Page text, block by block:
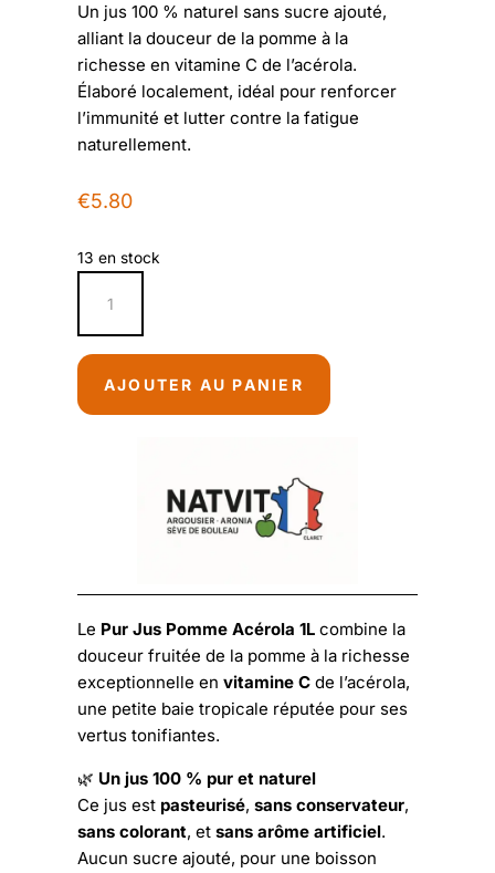
Un jus 100 % naturel sans sucre ajouté,
alliant la douceur de la pomme à la
richesse en vitamine C de l’acérola.
Élaboré localement, idéal pour renforcer
l’immunité et lutter contre la fatigue
naturellement.
€5.80
13 en stock
Pur
Jus
Pomme
Acérola
AJOUTER AU PANIER
Le Pur Jus Pomme Acérola 1Lcombine la
douceur fruitée de la pomme à la richesse
exceptionnelle en vitamine Cde l’acérola,
une petite baie tropicale réputée pour ses
vertus tonifiantes.
🌿 Un jus 100 % pur et naturel
Ce jus est pasteurisé, sans conservateur,
sans colorant, et sans arôme artificiel.
Aucun sucre ajouté, pour une boisson